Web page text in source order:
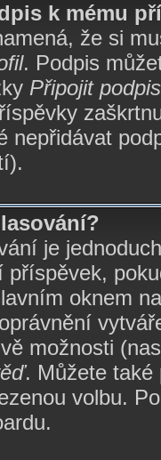
k mému
že si
. Podpis
Připojit podpis
nepřidávat
je
příspěvek,
oknem
možnosti
. Můžete také
volbu.